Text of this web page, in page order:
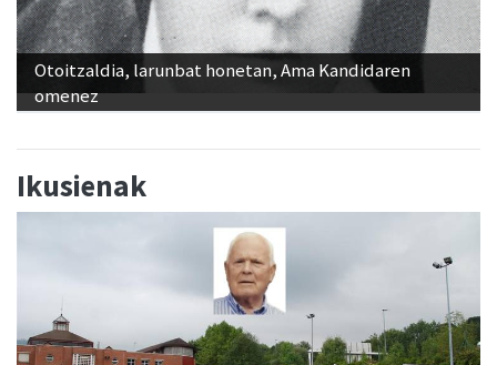
Otoitzaldia, larunbat honetan, Ama Kandidaren
omenez
Ikusienak